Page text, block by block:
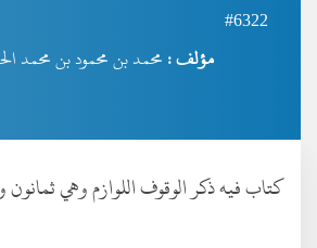
#6322
مؤلف : محمد بن محمود بن محمد
كتاب فيه ذكر الوقوف اللوازم وهي ثمانون